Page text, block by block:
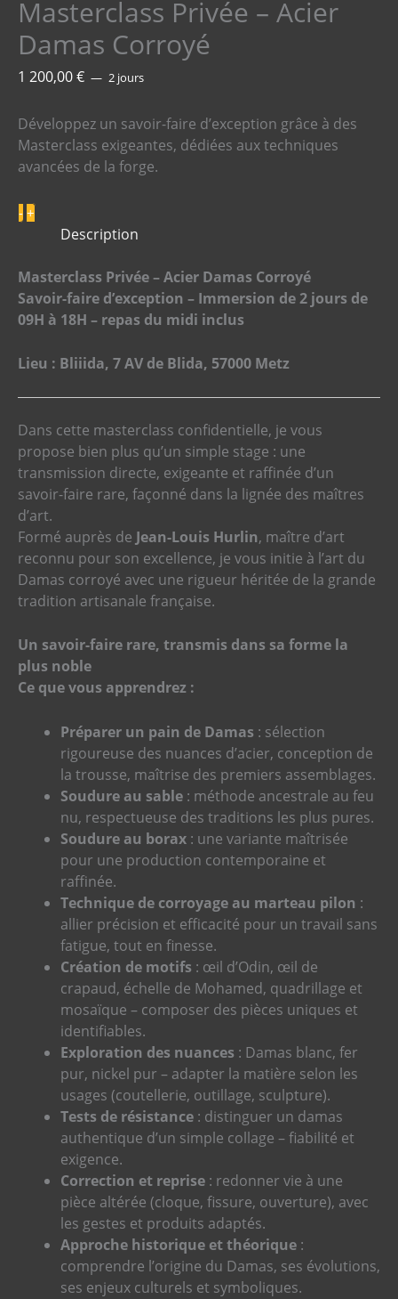
Masterclass Privée – Acier
Damas Corroyé
1 200,00€ 2 jours
Développez un savoir-faire d’exception grâce à des
Masterclass exigeantes, dédiées aux techniques
avancées de la forge.
- quantité
Privée
–
Acier
Corroyé
+
Description
Masterclass Privée – Acier Damas Corroyé
Savoir-faire d’exception – Immersion de 2 jours de
09H à 18H – repas du midi inclus
Lieu : Bliiida, 7 AV de Blida, 57000 Metz
Dans cette masterclass confidentielle, je vous
propose bien plus qu’un simple stage : une
transmission directe, exigeante et raffinée d’un
savoir-faire rare, façonné dans la lignée des maîtres
d’art.
Formé auprès de Jean-Louis Hurlin, maître d’art
reconnu pour son excellence, je vous initie à l’art du
Damas corroyé avec une rigueur héritée de la grande
tradition artisanale française.
Un savoir-faire rare, transmis dans sa forme la
plus noble
Ce que vous apprendrez :
Préparer un pain de Damas : sélection
rigoureuse des nuances d’acier, conception de
la trousse, maîtrise des premiers assemblages.
Soudure au sable : méthode ancestrale au feu
nu, respectueuse des traditions les plus pures.
Soudure au borax : une variante maîtrisée
pour une production contemporaine et
raffinée.
Technique de corroyage au marteau pilon :
allier précision et efficacité pour un travail sans
fatigue, tout en finesse.
Création de motifs : œil d’Odin, œil de
crapaud, échelle de Mohamed, quadrillage et
mosaïque – composer des pièces uniques et
identifiables.
Exploration des nuances : Damas blanc, fer
pur, nickel pur – adapter la matière selon les
usages (coutellerie, outillage, sculpture).
Tests de résistance : distinguer un damas
authentique d’un simple collage – fiabilité et
exigence.
Correction et reprise : redonner vie à une
pièce altérée (cloque, fissure, ouverture), avec
les gestes et produits adaptés.
Approche historique et théorique :
comprendre l’origine du Damas, ses évolutions,
ses enjeux culturels et symboliques.